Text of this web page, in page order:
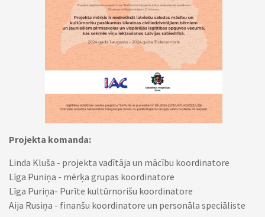
Projekta komanda:
Linda Kluša - projekta vadītāja un mācību koordinatore
Līga Puniņa - mērķa grupas koordinatore
Līga Puriņa- Purīte kultūrnorišu koordinatore
Aija Rusiņa - finanšu koordinatore un personāla speciāliste